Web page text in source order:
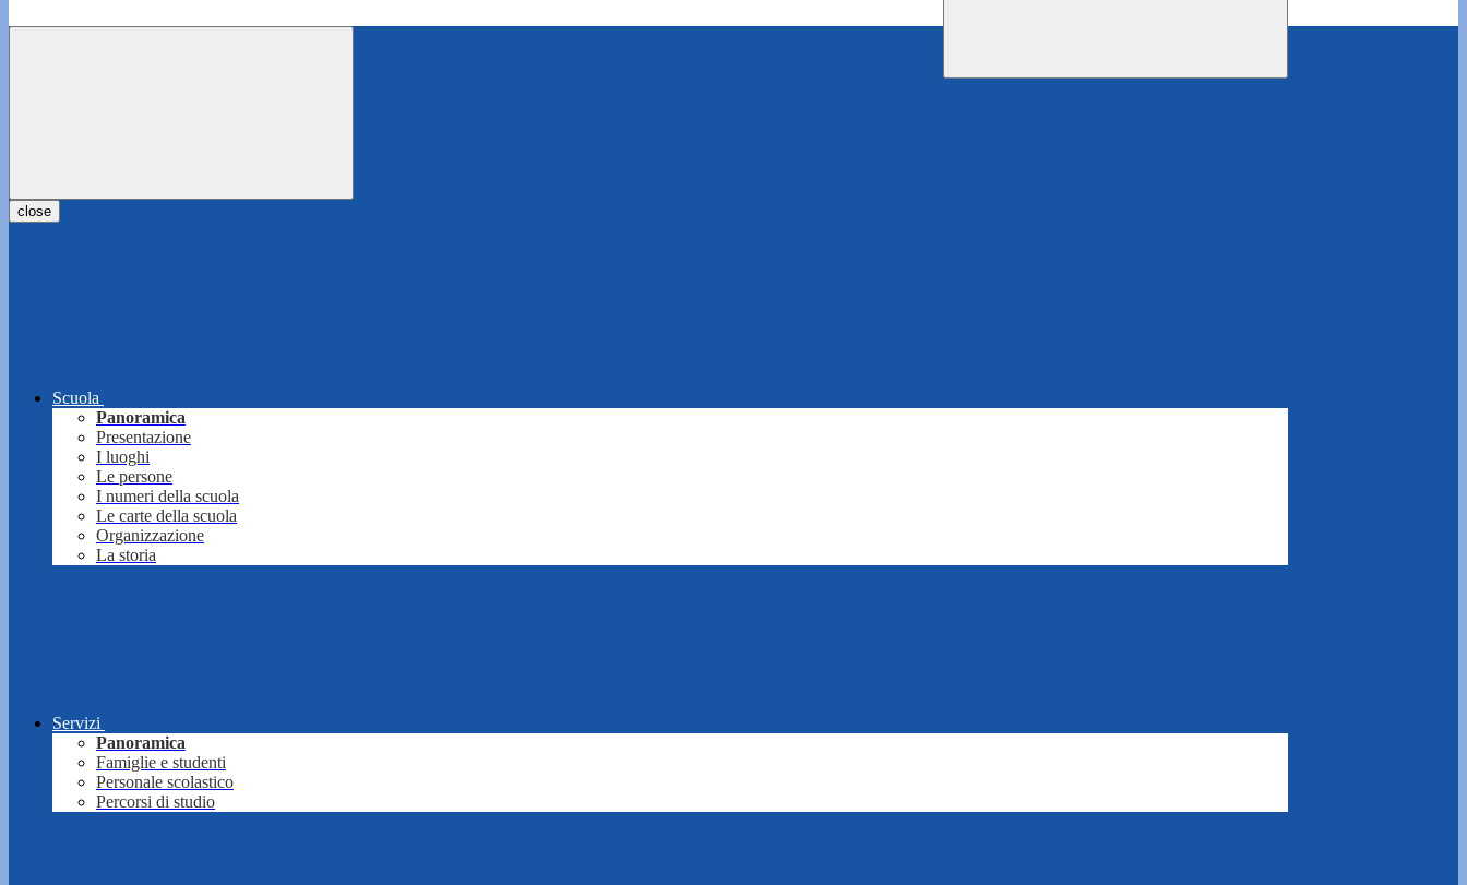
close
Scuola
Panoramica
Presentazione
I luoghi
Le persone
I numeri della scuola
Le carte della scuola
Organizzazione
La storia
Servizi
Panoramica
Famiglie e studenti
Personale scolastico
Percorsi di studio